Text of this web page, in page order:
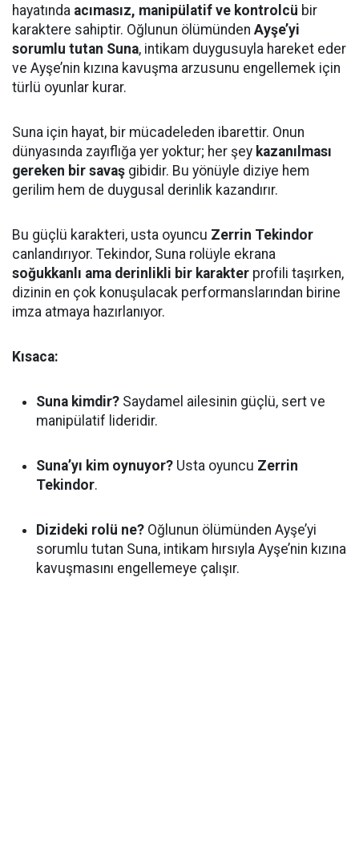
hayatında acımasız, manipülatif ve kontrolcü bir
karaktere sahiptir. Oğlunun ölümünden Ayşe’yi
sorumlu tutan Suna, intikam duygusuyla hareket eder
ve Ayşe’nin kızına kavuşma arzusunu engellemek için
türlü oyunlar kurar.
Suna için hayat, bir mücadeleden ibarettir. Onun
dünyasında zayıflığa yer yoktur; her şey kazanılması
gereken bir savaş gibidir. Bu yönüyle diziye hem
gerilim hem de duygusal derinlik kazandırır.
Bu güçlü karakteri, usta oyuncu Zerrin Tekindor
canlandırıyor. Tekindor, Suna rolüyle ekrana
soğukkanlı ama derinlikli bir karakter profili taşırken,
dizinin en çok konuşulacak performanslarından birine
imza atmaya hazırlanıyor.
Kısaca:
Suna kimdir? Saydamel ailesinin güçlü, sert ve
manipülatif lideridir.
Suna’yı kim oynuyor? Usta oyuncu Zerrin
Tekindor.
Dizideki rolü ne? Oğlunun ölümünden Ayşe’yi
sorumlu tutan Suna, intikam hırsıyla Ayşe’nin kızına
kavuşmasını engellemeye çalışır.